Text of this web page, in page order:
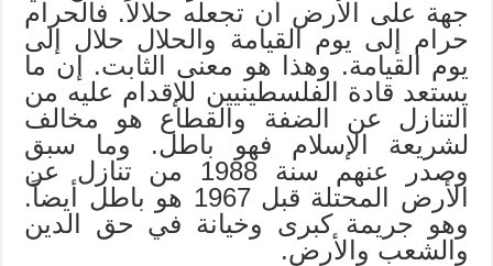
جهة على الأرض أن تجعله حلالاً. فالحرام
حرام إلى يوم القيامة والحلال حلال إلى
يوم القيامة. وهذا هو معنى الثابت. إن ما
يستعد قادة الفلسطينيين للإقدام عليه من
التنازل عن الضفة والقطاع هو مخالف
لشريعة الإسلام فهو باطل. وما سبق
وصدر عنهم سنة 1988 من تنازل عن
الأرض المحتلة قبل 1967 هو باطل أيضاً.
وهو جريمة كبرى وخيانة في حق الدين
والشعب والأرض.